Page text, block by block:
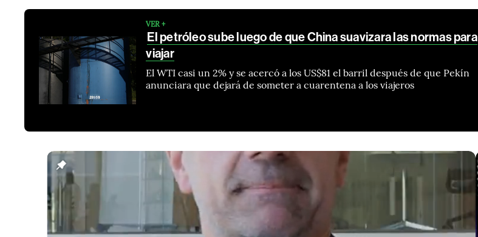
VER +
El petróleo sube luego de que China suavizara las normas para
viajar
El WTI casi un 2% y se acercó a los US$81 el barril después de que Pekín
anunciara que dejará de someter a cuarentena a los viajeros